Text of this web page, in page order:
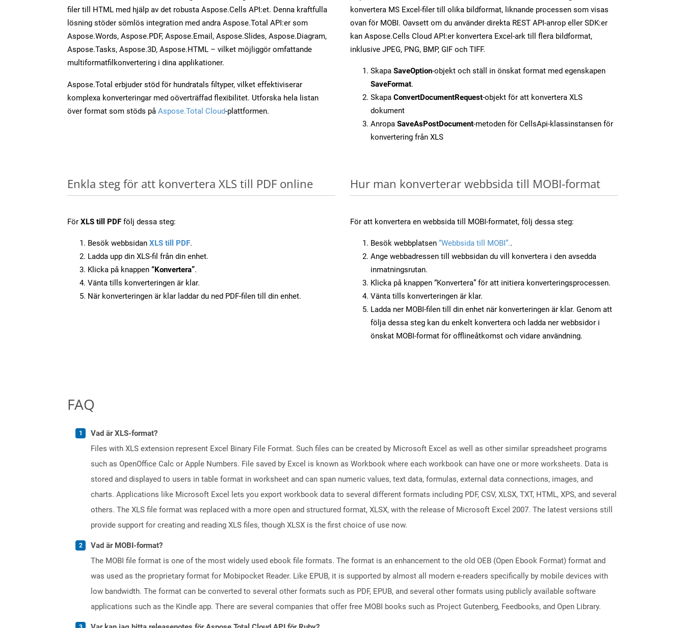
filer till HTML med hjälp av det robusta Aspose.Cells API:et. Denna kraftfulla
lösning stöder sömlös integration med andra Aspose.Total API:er som
Aspose.Words, Aspose.PDF, Aspose.Email, Aspose.Slides, Aspose.Diagram,
Aspose.Tasks, Aspose.3D, Aspose.HTML – vilket möjliggör omfattande
multiformatfilkonvertering i dina applikationer.
Aspose.Total erbjuder stöd för hundratals filtyper, vilket effektiviserar
komplexa konverteringar med oöverträffad flexibilitet. Utforska hela listan
över format som stöds på Aspose.Total Cloud-plattformen.
konvertera MS Excel-filer till olika bildformat, liknande processen som visas
ovan för MOBI. Oavsett om du använder direkta REST API-anrop eller SDK:er
kan Aspose.Cells Cloud API:er konvertera Excel-ark till flera bildformat,
inklusive JPEG, PNG, BMP, GIF och TIFF.
Skapa SaveOption-objekt och ställ in önskat format med egenskapen
SaveFormat.
Skapa ConvertDocumentRequest-objekt för att konvertera XLS
dokument
Anropa SaveAsPostDocument-metoden för CellsApi-klassinstansen för
konvertering från XLS
Enkla steg för att konvertera XLS till PDF online
För XLS till PDF följ dessa steg:
Besök webbsidan XLS till PDF.
Ladda upp din XLS-fil från din enhet.
Klicka på knappen “Konvertera”.
Vänta tills konverteringen är klar.
När konverteringen är klar laddar du ned PDF-filen till din enhet.
Hur man konverterar webbsida till MOBI-format
För att konvertera en webbsida till MOBI-formatet, följ dessa steg:
Besök webbplatsen “Webbsida till MOBI”..
Ange webbadressen till webbsidan du vill konvertera i den avsedda
inmatningsrutan.
Klicka på knappen “Konvertera” för att initiera konverteringsprocessen.
Vänta tills konverteringen är klar.
Ladda ner MOBI-filen till din enhet när konverteringen är klar. Genom att
följa dessa steg kan du enkelt konvertera och ladda ner webbsidor i
önskat MOBI-format för offlineåtkomst och vidare användning.
FAQ
Vad är XLS-format?
Files with XLS extension represent Excel Binary File Format. Such files can be created by Microsoft Excel as well as other similar spreadsheet programs
such as OpenOffice Calc or Apple Numbers. File saved by Excel is known as Workbook where each workbook can have one or more worksheets. Data is
stored and displayed to users in table format in worksheet and can span numeric values, text data, formulas, external data connections, images, and
charts. Applications like Microsoft Excel lets you export workbook data to several different formats including PDF, CSV, XLSX, TXT, HTML, XPS, and several
others. The XLS file format was replaced with a more open and structured format, XLSX, with the release of Microsoft Excel 2007. The latest versions still
provide support for creating and reading XLS files, though XLSX is the first choice of use now.
Vad är MOBI-format?
The MOBI file format is one of the most widely used ebook file formats. The format is an enhancement to the old OEB (Open Ebook Format) format and
was used as the proprietary format for Mobipocket Reader. Like EPUB, it is supported by almost all modern e-readers specifically by mobile devices with
low bandwidth. The format can be converted to several other formats such as PDF, EPUB, and several other formats using publicly available software
applications such as the Kindle app. There are several companies that offer free MOBI books such as Project Gutenberg, Feedbooks, and Open Library.